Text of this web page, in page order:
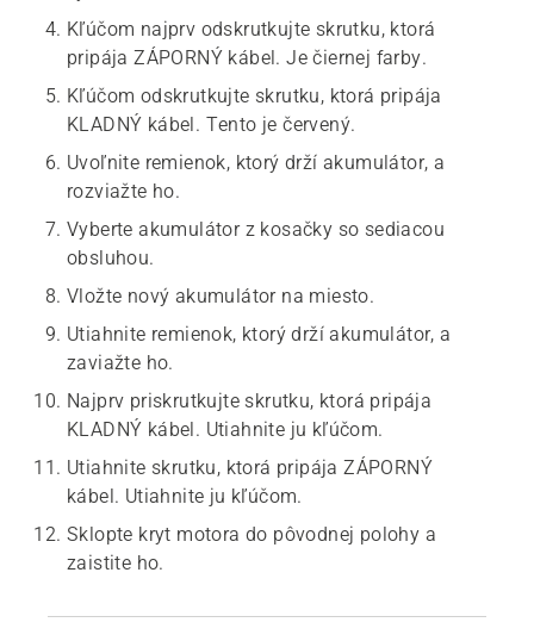
Kľúčom najprv odskrutkujte skrutku, ktorá
pripája ZÁPORNÝ kábel. Je čiernej farby.
Kľúčom odskrutkujte skrutku, ktorá pripája
KLADNÝ kábel. Tento je červený.
Uvoľnite remienok, ktorý drží akumulátor, a
rozviažte ho.
Vyberte akumulátor z kosačky so sediacou
obsluhou.
Vložte nový akumulátor na miesto.
Utiahnite remienok, ktorý drží akumulátor, a
zaviažte ho.
Najprv priskrutkujte skrutku, ktorá pripája
KLADNÝ kábel. Utiahnite ju kľúčom.
Utiahnite skrutku, ktorá pripája ZÁPORNÝ
kábel. Utiahnite ju kľúčom.
Sklopte kryt motora do pôvodnej polohy a
zaistite ho.